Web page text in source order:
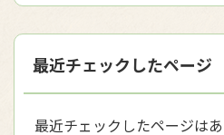
最近チェックしたページ
最近チェックしたページはあ